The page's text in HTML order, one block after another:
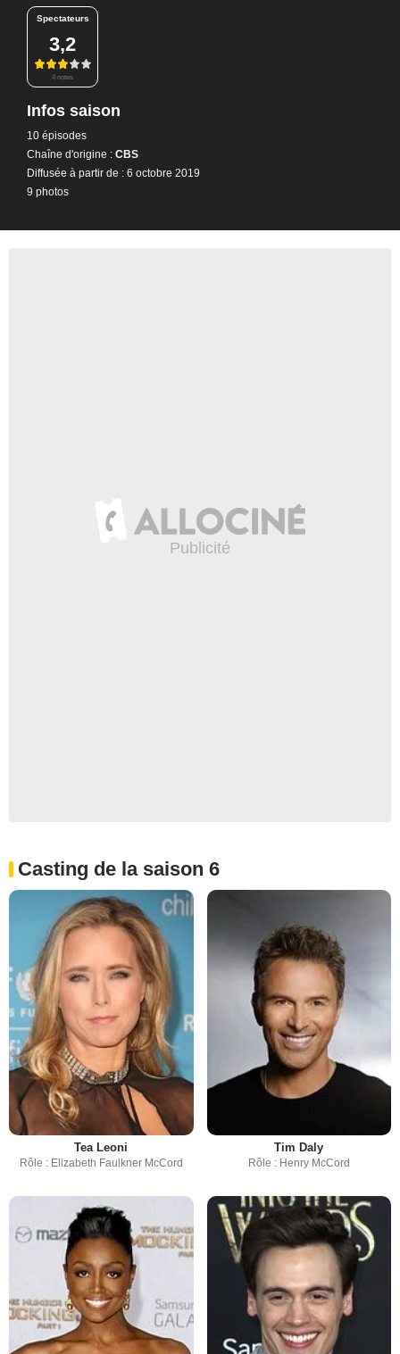
Spectateurs
3,2
4 notes
Infos saison
10 épisodes
Chaîne d'origine : CBS
Diffusée à partir de : 6 octobre 2019
9 photos
Casting de la saison 6
Tea Leoni
Rôle : Elizabeth Faulkner McCord
Tim Daly
Rôle : Henry McCord